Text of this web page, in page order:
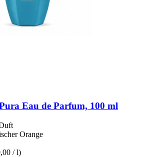
Eau de Parfum, 100 ml
Orange
/ l)